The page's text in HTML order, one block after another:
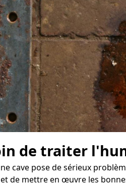
de traiter
cave pose de sérieux
de mettre en œuvre les